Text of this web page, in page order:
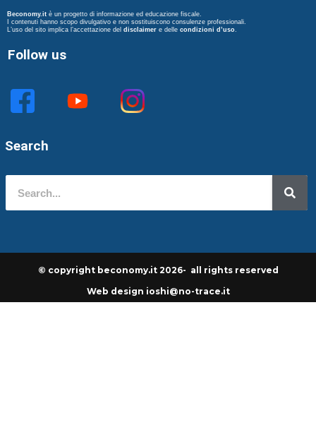
Beconomy.it è un progetto di informazione ed educazione fiscale.
I contenuti hanno scopo divulgativo e non sostituiscono consulenze professionali.
L’uso del sito implica l’accettazione del disclaimer e delle condizioni d’uso.
Follow us
Search
© copyright beconomy.it 2026- all rights reserved
Web design ioshi@no-trace.it